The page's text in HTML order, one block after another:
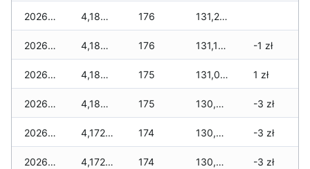
2026-02-07 4,180 zł 176 131,229 zł
2026-02-06 4,180 zł 176 131,117 zł -1 zł
2026-02-05 4,180 zł 175 131,007 zł 1 zł
2026-02-04 4,180 zł 175 130,923 zł -3 zł
2026-02-03 4,172 zł 174 130,793 zł -3 zł
2026-02-02 4,172 zł 174 130,729 zł -3 zł